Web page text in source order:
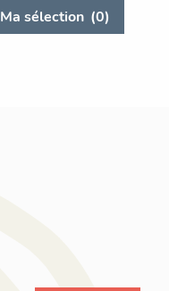
Ma sélection (0)